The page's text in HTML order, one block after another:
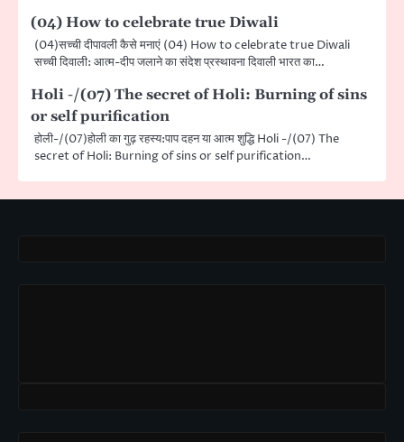
(04) How to celebrate true Diwali
(04)सच्ची दीपावली कैसे मनाएं (04) How to celebrate true Diwali
सच्ची दिवाली: आत्म-दीप जलाने का संदेश प्रस्थावना दिवाली भारत का…
Holi -/(07) The secret of Holi: Burning of sins
or self purification
होली-/(07)होली का गुढ़ रहस्य:पाप दहन या आत्म शुद्धि Holi -/(07) The
secret of Holi: Burning of sins or self purification…